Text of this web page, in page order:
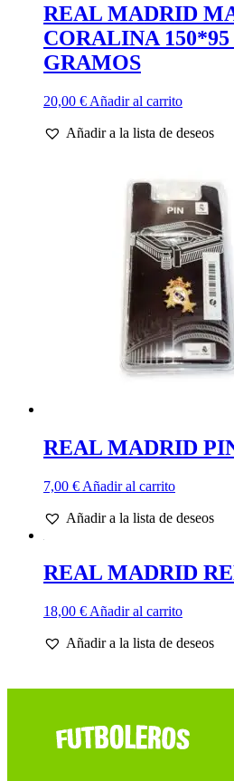
REAL MADRID
CORALINA
GRAMOS
20,00 € Añadir al carrito
Añadir a la lista de deseos
REAL MADRID
7,00 € Añadir al carrito
Añadir a la lista de deseos
REAL MADRID
18,00 € Añadir al carrito
Añadir a la lista de deseos